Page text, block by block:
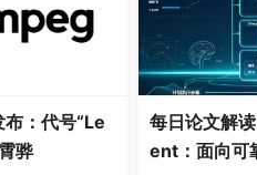
第0片，将数值11路由至第1片
o.order_id=i.order_id WHERE
o.order_id=i.order_id WHERE
：代号“Le
骅
每日论文解
ent：面向可